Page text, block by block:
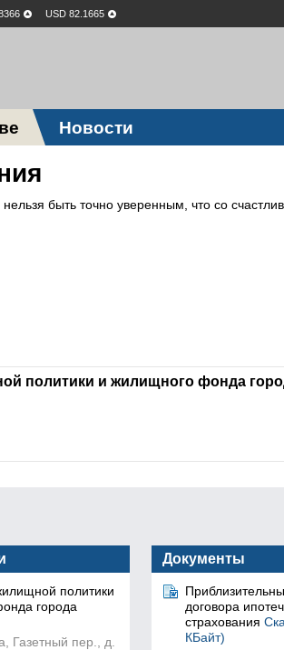
USD 82.1665
Новости
быть точно уверенным, что со
политики и жилищного фонда
политики
города
Газетный пер., д.
Документы
договора
страхования
КБайт)